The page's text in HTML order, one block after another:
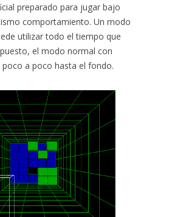
preparado para jugar bajo
comportamiento. Un modo
utilizar todo el tiempo que
el modo normal con
a poco hasta el fondo.